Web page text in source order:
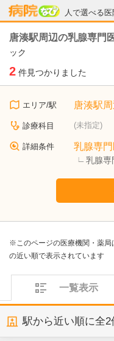
人で選べる
病院なび
唐湊駅周辺の乳腺専門
ック
2 件見つかりました
エリア/駅 唐湊駅周
診療科目 (未指定)
詳細条件 乳腺専門
乳腺専
※このページの医療機関・薬局
の近い順で表示されています
一覧表示
駅から近い順に全2